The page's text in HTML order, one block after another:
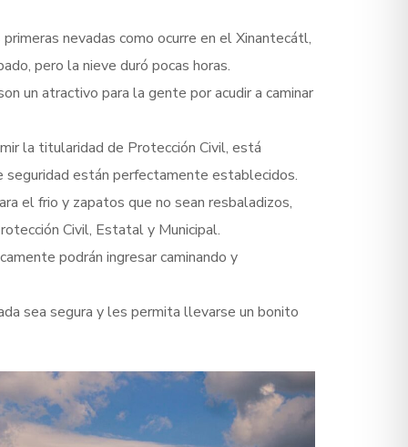
nevadas como ocurre en el Xinantecátl,
pero la nieve duró pocas horas.
un atractivo para la gente por acudir a caminar
la titularidad de Protección Civil, está
están perfectamente establecidos.
el frio y zapatos que no sean resbaladizos,
Civil, Estatal y Municipal.
podrán ingresar caminando y
sea segura y les permita llevarse un bonito